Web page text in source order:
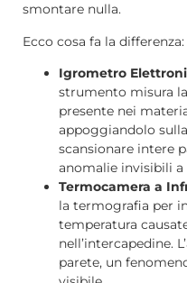
smontare nulla.
Ecco cosa fa la differenza:
Igrometro
strumento misura
presente nei
appoggiandolo
scansionare intere
anomalie invisibili
Termocamera a
la termografia per
temperatura
nell’intercapedine.
parete, un